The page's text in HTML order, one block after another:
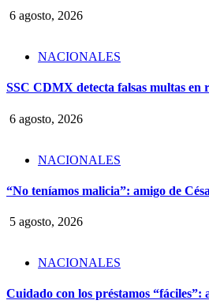
6 agosto, 2026
NACIONALES
SSC CDMX detecta falsas multas en
6 agosto, 2026
NACIONALES
“No teníamos malicia”: amigo de
5 agosto, 2026
NACIONALES
Cuidado con los préstamos “fáciles”: